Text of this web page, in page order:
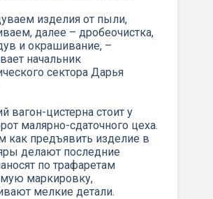
изделия от пыли,
далее – дробеочистка,
и окрашивание, –
начальник
сектора Дарья
вагон-цистерна стоит у
малярно-сдаточного цеха.
как предъявить изделие в
делают последние
по трафаретам
маркировку,
мелкие детали.